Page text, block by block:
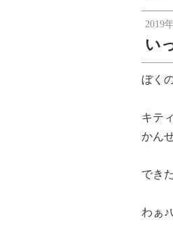
2019
い
ぼく
キテ
かん
でき
わぁ♪